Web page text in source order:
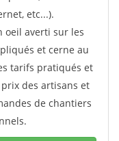
etc...).
oeil averti sur les
et cerne au
tarifs pratiqués et
des artisans et
de chantiers